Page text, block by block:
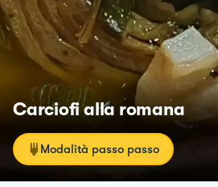
Carciofi alla romana
Modalità passo passo